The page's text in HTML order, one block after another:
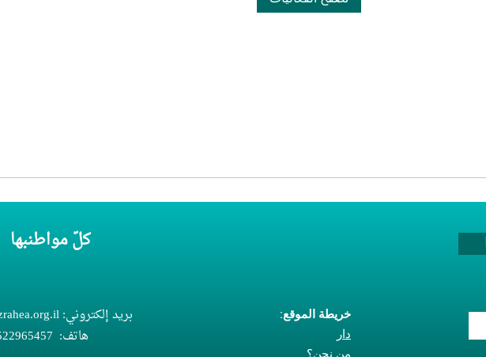
كلّ مواطنبها
بريد إلكتروني:
هاتف:
2965457
خريطة الموقع:
دار
من نحن؟